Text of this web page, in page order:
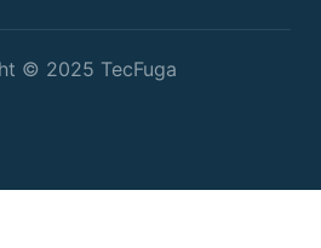
© 2025 TecFuga